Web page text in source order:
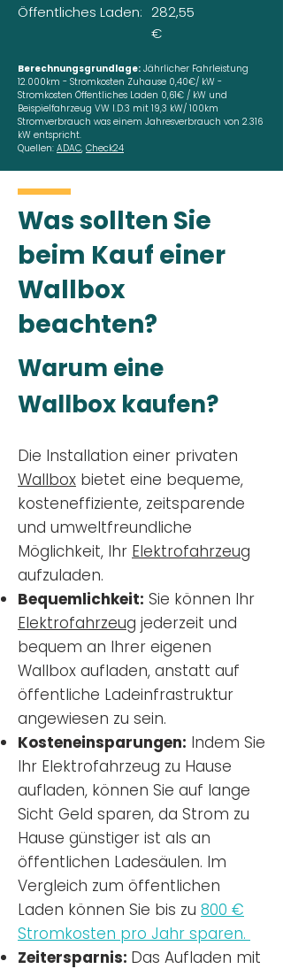
Öffentliches Laden: 282,55
€
Berechnungsgrundlage: Jährlicher Fahrleistung
12.000km - Stromkosten Zuhause 0,40€/ kW -
Stromkosten Öffentliches Laden 0,61€ / kW und
Beispielfahrzeug VW I.D.3 mit 19,3 kW/ 100km
Stromverbrauch was einem Jahresverbrauch von 2.316
kW entspricht.
Quellen: ADAC, Check24
Was sollten Sie
beim Kauf einer
Wallbox
beachten?
Warum eine
Wallbox kaufen?
Die Installation einer privaten
Wallbox bietet eine bequeme,
kosteneffiziente, zeitsparende
und umweltfreundliche
Möglichkeit, Ihr Elektrofahrzeug
aufzuladen.
Bequemlichkeit: Sie können Ihr
Elektrofahrzeug jederzeit und
bequem an Ihrer eigenen
Wallbox aufladen, anstatt auf
öffentliche Ladeinfrastruktur
angewiesen zu sein.
Kosteneinsparungen: Indem Sie
Ihr Elektrofahrzeug zu Hause
aufladen, können Sie auf lange
Sicht Geld sparen, da Strom zu
Hause günstiger ist als an
öffentlichen Ladesäulen. Im
Vergleich zum öffentlichen
Laden können Sie bis zu 800 €
Stromkosten pro Jahr sparen.
Zeitersparnis: Das Aufladen mit